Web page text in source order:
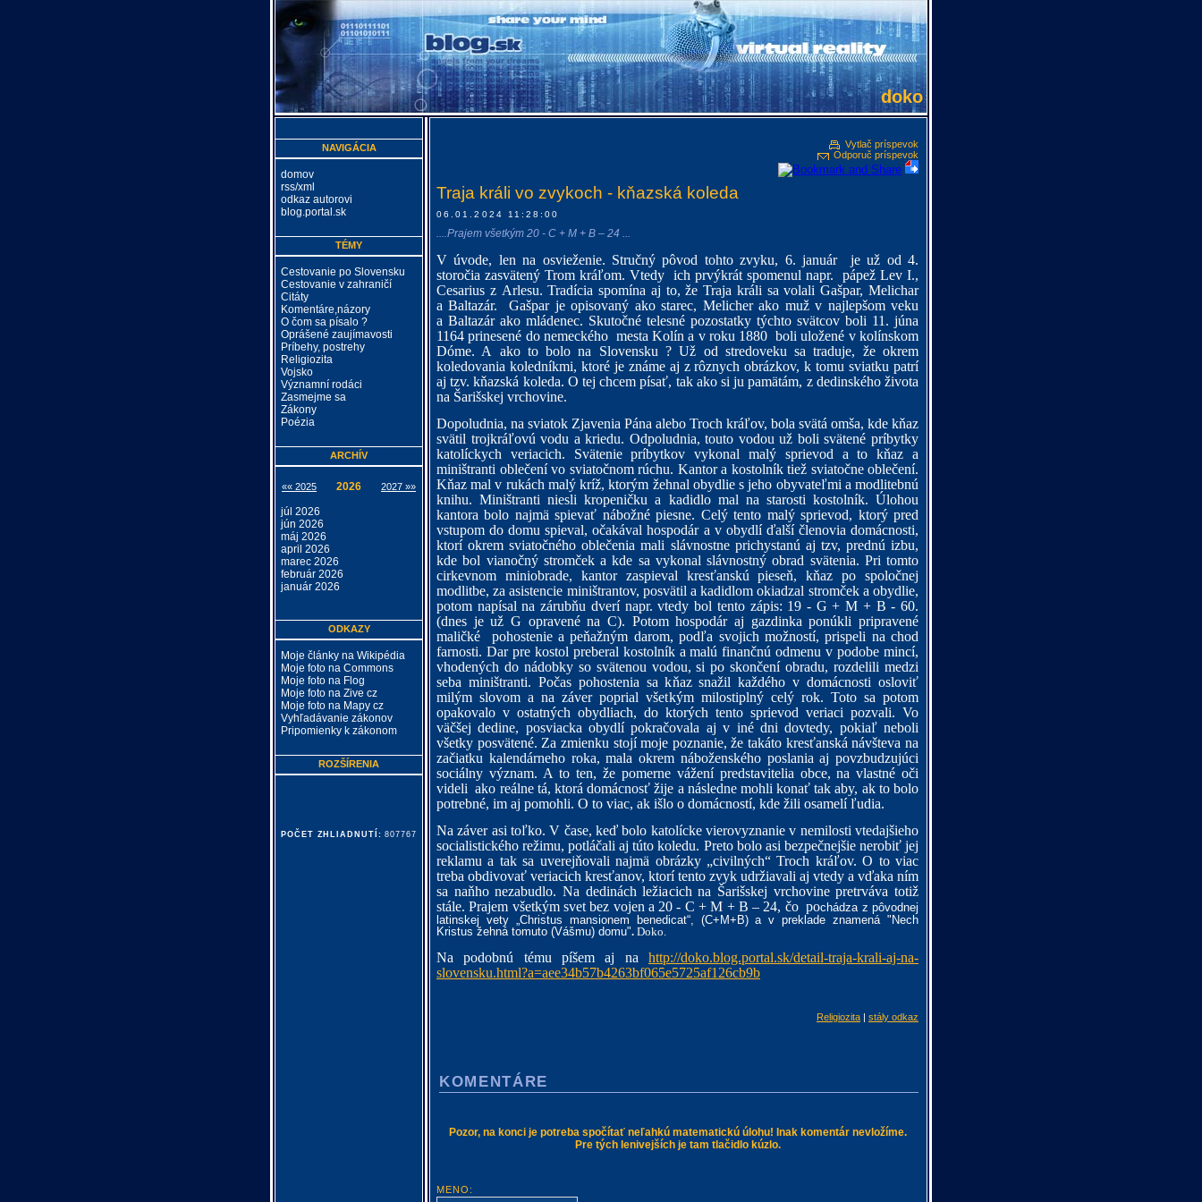
doko
Vytlač príspevok
Odporuč príspevok
Traja králi vo zvykoch - kňazská koleda
06.01.2024 11:28:00
....Prajem všetkým 20 - C + M + B – 24 ...
V úvode, len na osvieženie. Stručný pôvod tohto zvyku, 6. január je už od 4.
storočia zasvätený Trom kráľom. Vtedy ich prvýkrát spomenul napr. pápež Lev I.,
Cesarius z Arlesu. Tradícia spomína aj to, že Traja králi sa volaliGašpar, Melichar
a Baltazár.
Gašpar je opisovaný ako starec, Melicher ako muž v najlepšom veku
a Baltazár ako mládenec. Skutočné telesné pozostatky týchto svätcov boli 11. júna
1164 prinesené do nemeckého mesta Kolín a v roku 1880 boli uložené v kolínskom
Dóme. A ako to bolo na Slovensku ? Už od stredoveku sa traduje, že okrem
koledovania koledníkmi, ktoré je známe aj z rôznych obrázkov, k tomu sviatku patrí
aj tzv. kňazská koleda. O tej chcem písať, tak ako si ju pamätám, z dedinského života
na Šarišskej vrchovine.
Dopoludnia, na sviatok Zjavenia Pána alebo Troch kráľov, bola svätá omša, kde kňaz
svätil trojkráľovú vodu a kriedu. Odpoludnia, touto vodou už boli svätené príbytky
katolíckych veriacich. Svätenie príbytkov vykonal malý sprievod a to kňaz a
miništranti oblečení vo sviatočnom rúchu. Kantor a kostolník tiež sviatočne oblečení.
Kňaz mal v rukách malý kríž, ktorým žehnal obydlie s jeho obyvateľmi a modlitebnú
knihu. Miništranti niesli kropeničku a kadidlo mal na starosti kostolník. Úlohou
kantora bolo najmä spievať nábožné piesne. Celý tento malý sprievod, ktorý pred
vstupom do domu spieval, očakával hospodár a v obydlí ďalší členovia domácnosti,
ktorí okrem sviatočného oblečenia mali slávnostne prichystanú aj tzv, prednú izbu,
kde bol vianočný stromček a kde sa vykonal slávnostný obrad svätenia. Pri tomto
cirkevnom miniobrade, kantor zaspieval kresťanskú pieseň, kňaz po spoločnej
modlitbe, za asistencie miništrantov, posvätil a kadidlom okiadzal stromček a obydlie,
potom napísal na zárubňu dverí napr. vtedy bol tento zápis: 19 - G + M + B - 60.
(dnes je už G opravené na C). Potom hospodár aj gazdinka ponúkli pripravené
maličké
pohostenie a peňažným darom, podľa svojich možností, prispeli na chod
farnosti. Dar pre kostol preberal kostolník a malú finančnú odmenu v podobe mincí,
vhodených do nádobky so svätenou vodou, si po skončení obradu, rozdelili medzi
seba miništranti. Počas pohostenia sa kňaz snažil každého v domácnosti osloviť
milým slovom a na záver poprial všetkým milostiplný celý rok. Toto sa potom
opakovalo v ostatných obydliach, do ktorých tento sprievod veriaci pozvali. Vo
väčšej dedine, posviacka obydlí pokračovala aj v iné dni dovtedy, pokiaľ neboli
všetky posvätené. Za zmienku stojí moje poznanie, že takáto kresťanská návšteva na
začiatku kalendárneho roka, mala okrem náboženského poslania aj povzbudzujúci
sociálny význam. A to ten, že pomerne vážení predstavitelia obce, na vlastné oči
videli ako reálne tá, ktorá domácnosť žije a následne mohli konať tak aby, ak to bolo
potrebné, im aj pomohli. O to viac, ak išlo o domácností, kde žili osamelí ľudia.
Na záver asi toľko. V čase, keď bolo katolícke vierovyznanie v nemilosti vtedajšieho
socialistického režimu, potláčali aj túto koledu. Preto bolo asi bezpečnejšie nerobiť jej
reklamu a tak sa uverejňovali najmä obrázky „civilných“ Troch kráľov. O to viac
treba obdivovať veriacich kresťanov, ktorí tento zvyk udržiavali aj vtedy a vďaka ním
sa naňho nezabudlo. Na dedinách ležiacich na Šarišskej vrchovine pretrváva totiž
stále. Prajem všetkým svet bez vojen a 20 - C + M + B – 24, čo pochádza z pôvodnej
latinskej vety „Christus mansionem benedicat“, (C+M+B)a v preklade znamená "Nech
Kristus žehná tomuto (Vášmu) domu". Doko.
Na podobnú tému píšem aj na http://doko.blog.portal.sk/detail-traja-krali-aj-na-
slovensku.html?a=aee34b57b4263bf065e5725af126cb9b
Religiozita | stály odkaz
KOMENTÁRE
Pozor, na konci je potreba spočítať neľahkú matematickú úlohu! Inak komentár nevložíme.
Pre tých lenivejších je tam tlačidlo kúzlo.
MENO:
NAVIGÁCIA
domov
rss/xml
odkaz autorovi
blog.portal.sk
TÉMY
Cestovanie po Slovensku
Cestovanie v zahraničí
Citáty
Komentáre,názory
O čom sa písalo ?
Oprášené zaujímavosti
Príbehy, postrehy
Religiozita
Vojsko
Významní rodáci
Zasmejme sa
Zákony
Poézia
ARCHÍV
«« 2025 2026 2027 »»
júl 2026
jún 2026
máj 2026
april 2026
marec 2026
február 2026
január 2026
ODKAZY
Moje články na Wikipédia
Moje foto na Commons
Moje foto na Flog
Moje foto na Zive cz
Moje foto na Mapy cz
Vyhľadávanie zákonov
Pripomienky k zákonom
ROZŠÍRENIA
POČET ZHLIADNUTÍ: 807767